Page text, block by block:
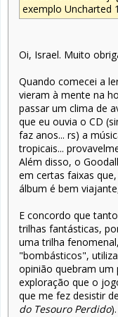
exemplo Uncharted
Oi, Israel. Muito
Quando comecei a
vieram à mente na
passar um clima de
que eu ouvia o CD
faz anos... rs) a
tropicais...
Além disso, o
em certas faixas
álbum é bem
E concordo que
trilhas fantásticas,
uma trilha
"bombásticos",
opinião quebram
exploração que o
que me fez desistir
do Tesouro Perdido).